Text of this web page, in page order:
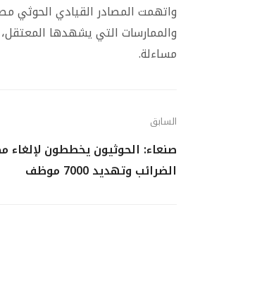
واتهمت المصادر القيادي الحوثي
والممارسات التي يشهدها
مساءلة.
السابق
صنعاء: الحوثيون يخططون لإلغاء
الضرائب وتهديد 7000 موظف